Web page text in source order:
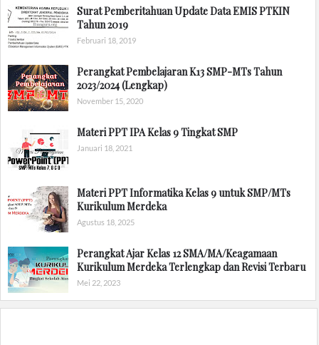
Surat Pemberitahuan Update Data EMIS PTKIN
Tahun 2019
Februari 18, 2019
Perangkat Pembelajaran K13 SMP-MTs Tahun
2023/2024 (Lengkap)
November 15, 2020
Materi PPT IPA Kelas 9 Tingkat SMP
Januari 18, 2021
Materi PPT Informatika Kelas 9 untuk SMP/MTs
Kurikulum Merdeka
Agustus 18, 2025
Perangkat Ajar Kelas 12 SMA/MA/Keagamaan
Kurikulum Merdeka Terlengkap dan Revisi Terbaru
Mei 22, 2023